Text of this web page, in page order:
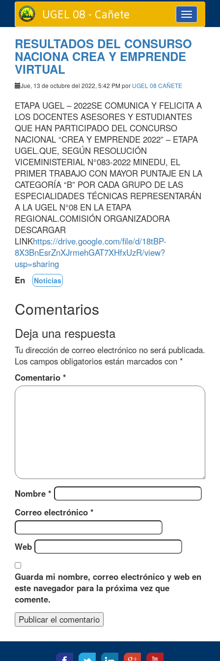
Toggle
navigation
UGEL 08 - Cañete
RESULTADOS DEL CONSURSO
NACIONA CREA Y EMPRENDE
VIRTUAL
Jue, 13 de octubre del 2022, 5:42 PM por UGEL 08 CAÑETE
ETAPA UGEL – 2022SE COMUNICA Y FELICITA A
LOS DOCENTES ASESORES Y ESTUDIANTES
QUE HAN PARTICIPADO DEL CONCURSO
NACIONAL “CREA Y EMPRENDE 2022” – ETAPA
UGEL.QUE, SEGÚN RESOLUCIÓN
VICEMINISTERIAL N°083-2022 MINEDU, EL
PRIMER TRABAJO CON MAYOR PUNTAJE EN LA
CATEGORÍA “B” POR CADA GRUPO DE LAS
ESPECIALIDADES TÉCNICAS REPRESENTARÁN
A LA UGEL N°08 EN LA ETAPA
REGIONAL.COMISIÓN ORGANIZADORA
DESCARGAR
LINKhttps://drive.google.com/file/d/18tBP-
8X3BnEsrZnXJrmehGAT7XHfxUzR/view?
usp=sharing
En
Noticias
Comentarios
Deja una respuesta
Tu dirección de correo electrónico no será publicada.
Los campos obligatorios están marcados con *
Comentario *
Nombre *
Correo electrónico *
Web
Guarda mi nombre, correo electrónico y web en
este navegador para la próxima vez que
comente.